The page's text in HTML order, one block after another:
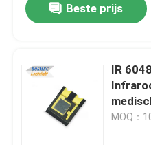
Beste prijs
IR
MOQ：